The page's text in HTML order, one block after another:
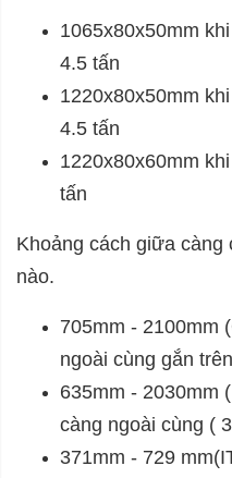
1065x80x50mm
4.5 tấn
1220x80x50mm
4.5 tấn
1220x80x60mm
tấn
Khoảng cách giữa
nào.
705mm - 2100mm
ngoài cùng gắn
635mm - 2030mm
càng ngoài cùng (
371mm - 729